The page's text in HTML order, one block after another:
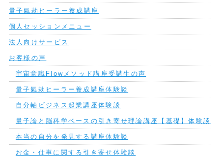
量子氣劫ヒーラー養成講座
個人セッションメニュー
法人向けサービス
お客様の声
宇宙意識Flowメソッド講座受講生の声
量子氣劫ヒーラー養成講座体験談
自分軸ビジネス起業講座体験談
量子論と脳科学ベースの引き寄せ理論講座【基礎】体験談
本当の自分を発見する講座体験談
お金・仕事に関する引き寄せ体験談